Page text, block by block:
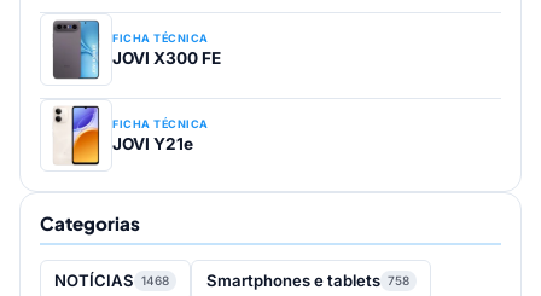
FICHA TÉCNICA
JOVI X300 FE
FICHA TÉCNICA
JOVI Y21e
Categorias
NOTÍCIAS 1468 Smartphones e tablets 758